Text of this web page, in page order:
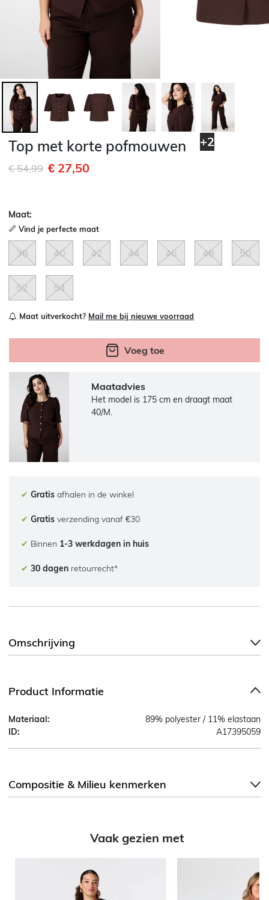
+2
Top met korte pofmouwen
Afgeprijsd van
€ 54,99naar
€ 27,50
Maat:
Vind je perfecte maat
38 40 42 44 46 48 50
52 54
Maat uitverkocht? Mail me bij nieuwe voorraad
Voeg toe
Maatadvies
Het model is 175 cm en draagt maat
40/M.
✔ Gratis afhalen in de winkel
✔ Gratis verzending vanaf €30
✔ Binnen 1-3 werkdagen in huis
✔ 30 dagen retourrecht*
Omschrijving
Product Informatie
Materiaal:
89% polyester / 11% elastaan
ID:
A17395059
Compositie & Milieu kenmerken
Vaak gezien met